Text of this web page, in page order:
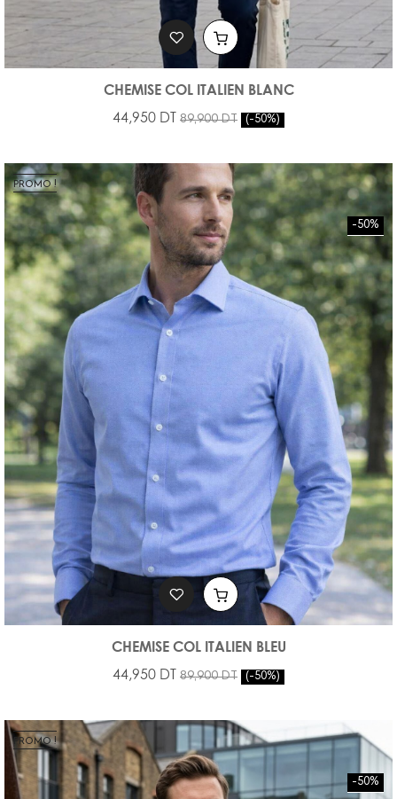
CHEMISE COL ITALIEN BLANC
44,950 DT 89,900 DT -50%
-50%
PROMO !
CHEMISE COL ITALIEN BLEU
44,950 DT 89,900 DT -50%
-50%
PROMO !